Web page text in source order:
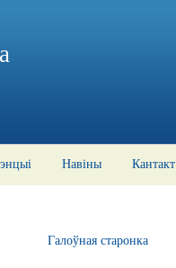
Навіны Кантакт
Галоўная старонка